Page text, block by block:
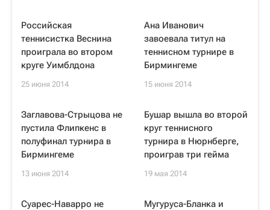
Российская
теннисистка Веснина
проиграла во втором
круге Уимблдона
25 июня 2014
Ана Иванович
завоевала титул на
теннисном турнире в
Бирмингеме
15 июня 2014
Заглавова-Стрыцова не
пустила Флипкенс в
полуфинал турнира в
Бирмингеме
13 июня 2014
Бушар вышла во второй
круг теннисного
турнира в Нюрнберге,
проиграв три гейма
19 мая 2014
Суарес-Наварро не
Мугуруса-Бланка и